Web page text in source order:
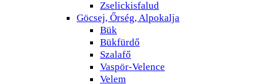
Zselickisfalud
Göcsej, Őrség, Alpokalja
Bük
Bükfürdő
Szalafő
Vaspör-Velence
Velem